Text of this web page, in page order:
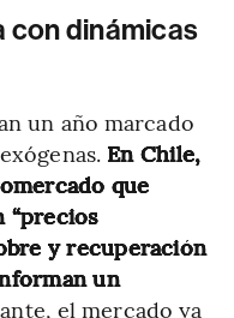
con dinámicas
un año marcado
En Chile,
que
“precios
y recuperación
un
el mercado ya